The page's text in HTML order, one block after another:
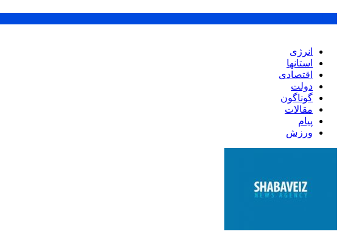
انرژی
استانها
اقتصادی
دولت
گوناگون
مقالات
پیام
ورزش